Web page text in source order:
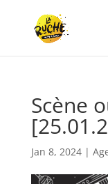
Scène
Jan 8, 2024|